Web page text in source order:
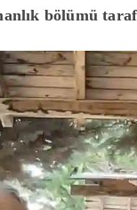
bölümü